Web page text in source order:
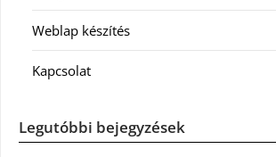
Weblap készítés
Kapcsolat
Legutóbbi bejegyzések